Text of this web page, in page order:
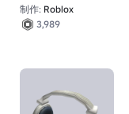
制作: Roblox
3,989